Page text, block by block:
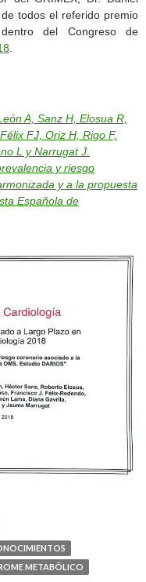
todos el referido premio
del Congreso de
.
A, Sanz H, Elosua R,
FJ, Oriz H, Rigo F,
L y Narrugat J.
y riesgo
y a la propuesta
Española de
METABÓLICO